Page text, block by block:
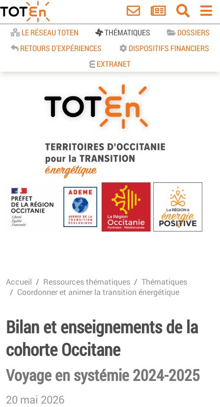
LE RÉSEAU TOTEN THÉMATIQUES
DOSSIERS
RETOURS D'EXPÉRIENCES
DISPOSITIFS FINANCIERS
EXTRANET
TOTEn Occitanie | Territoires
d’Occitanie pour la Transition
Energétique
Accueil Ressources thématiques
Thématiques
Coordonner et animer la transition énergétique
Bilan et enseignements de la
cohorte Occitane
Voyage en systémie 2024-2025
20 mai 2026